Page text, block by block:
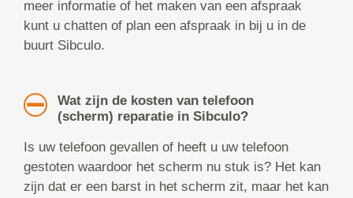
meer informatie of het maken van een afspraak
kunt u chatten of plan een afspraak in bij u in de
buurt Sibculo.
Wat zijn de kosten van telefoon
(scherm) reparatie in Sibculo?
Is uw telefoon gevallen of heeft u uw telefoon
gestoten waardoor het scherm nu stuk is? Het kan
zijn dat er een barst in het scherm zit, maar het kan